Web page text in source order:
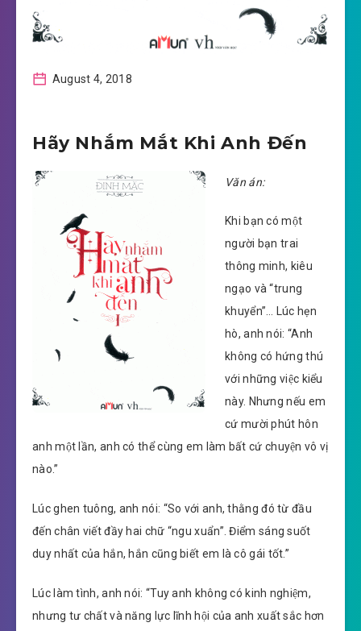
August 4, 2018
Hãy Nhắm Mắt Khi Anh Đến
Văn án:
Khi bạn có một
người bạn trai
thông minh, kiêu
ngạo và “trung
khuyển”… Lúc hẹn
hò, anh nói: “Anh
không có hứng thú
với những việc kiểu
này. Nhưng nếu em
cứ mười phút hôn
anh một lần, anh có thể cùng em làm bất cứ chuyện vô vị
nào.”
Lúc ghen tuông, anh nói: “So với anh, thằng đó từ đầu
đến chân viết đầy hai chữ “ngu xuẩn”. Điểm sáng suốt
duy nhất của hắn, hắn cũng biết em là cô gái tốt.”
Lúc làm tình, anh nói: “Tuy anh không có kinh nghiệm,
nhưng tư chất và năng lực lĩnh hội của anh xuất sắc hơn